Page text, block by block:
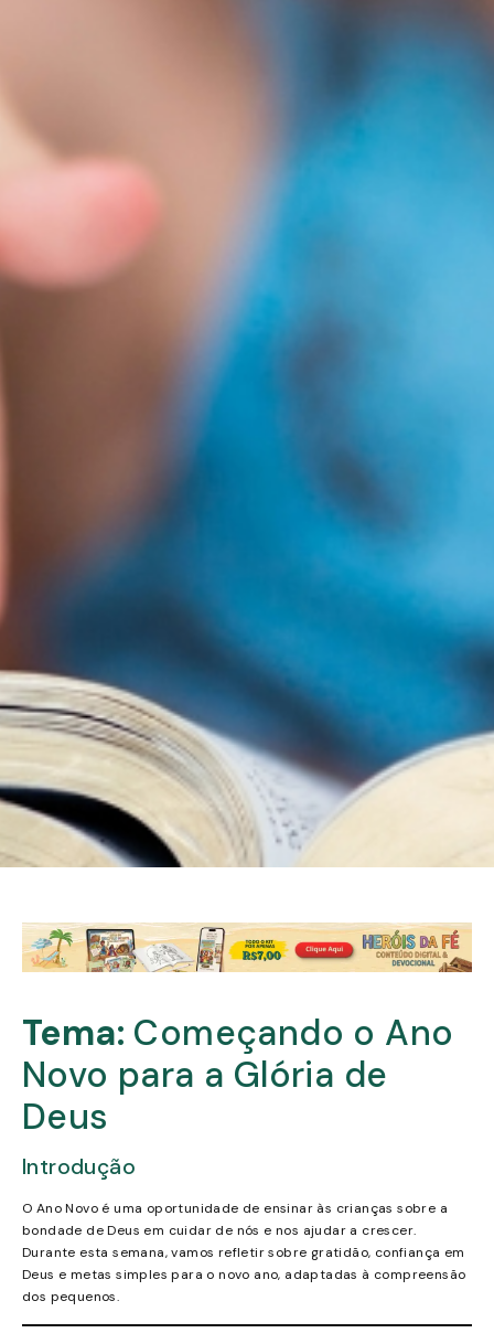
Tema: Começando o Ano
Novo para a Glória de
Deus
Introdução
O Ano Novo é uma oportunidade de ensinar às crianças sobre a
bondade de Deus em cuidar de nós e nos ajudar a crescer.
Durante esta semana, vamos refletir sobre gratidão, confiança em
Deus e metas simples para o novo ano, adaptadas à compreensão
dos pequenos.